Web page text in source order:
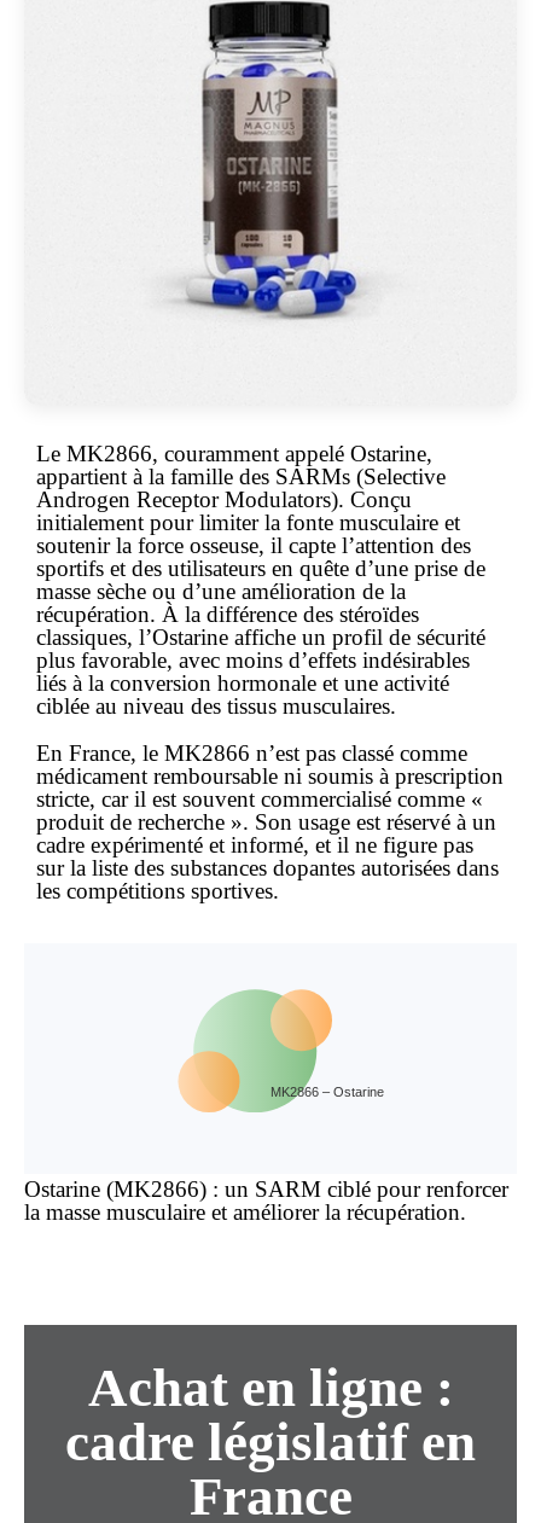
Le MK2866, couramment appelé Ostarine,
appartient à la famille des SARMs (Selective
Androgen Receptor Modulators). Conçu
initialement pour limiter la fonte musculaire et
soutenir la force osseuse, il capte l’attention des
sportifs et des utilisateurs en quête d’une prise de
masse sèche ou d’une amélioration de la
récupération. À la différence des stéroïdes
classiques, l’Ostarine affiche un profil de sécurité
plus favorable, avec moins d’effets indésirables
liés à la conversion hormonale et une activité
ciblée au niveau des tissus musculaires.
En France, le MK2866 n’est pas classé comme
médicament remboursable ni soumis à prescription
stricte, car il est souvent commercialisé comme «
produit de recherche ». Son usage est réservé à un
cadre expérimenté et informé, et il ne figure pas
sur la liste des substances dopantes autorisées dans
les compétitions sportives.
MK2866 – Ostarine
Ostarine (MK2866) : un SARM ciblé pour renforcer
la masse musculaire et améliorer la récupération.
Achat en ligne :
cadre législatif en
France